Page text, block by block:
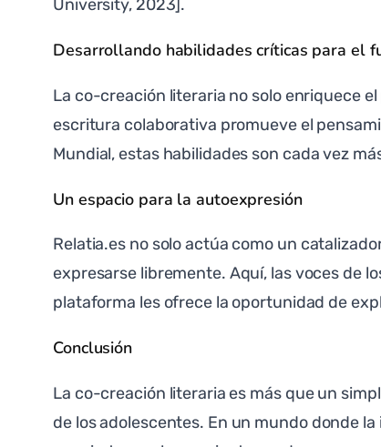
University, 2023].
Desarrollando habilidades críticas para el
La co-creación literaria no solo enriquece
escritura colaborativa promueve el
Mundial, estas habilidades son cada vez
Un espacio para la autoexpresión
Relatia.es no solo actúa como un
expresarse libremente. Aquí, las voces de
plataforma les ofrece la oportunidad de
Conclusión
La co-creación literaria es más que un
de los adolescentes. En un mundo donde